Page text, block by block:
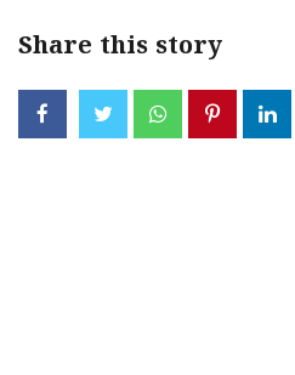
Share this story